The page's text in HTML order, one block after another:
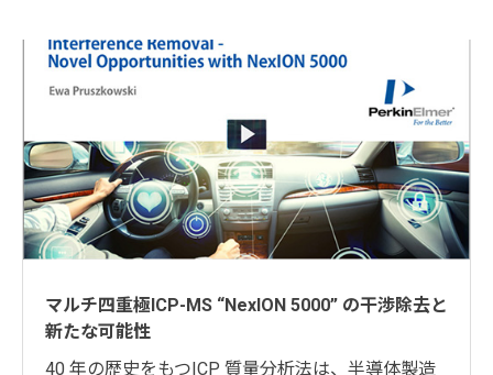
マルチ四重極ICP-MS “NexION 5000” の干渉除去と
新たな可能性
40 年の歴史をもつICP 質量分析法は、半導体製造